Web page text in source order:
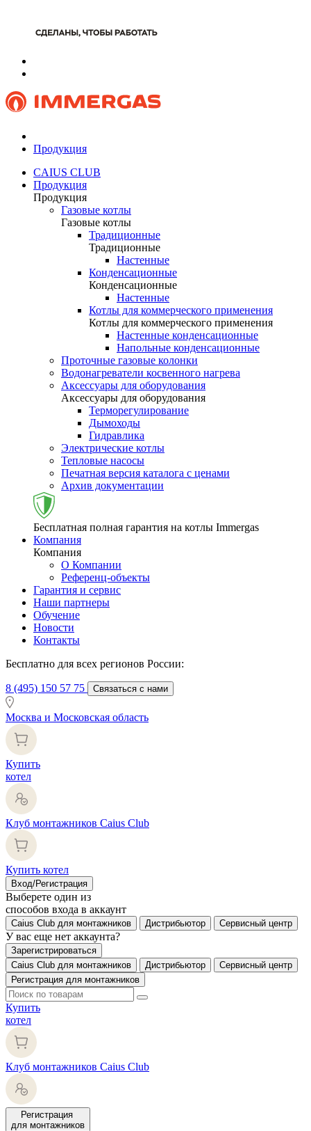
Продукция
CAIUS CLUB
Продукция
Продукция
Газовые котлы
Газовые котлы
Традиционные
Традиционные
Настенные
Конденсационные
Конденсационные
Настенные
Котлы для коммерческого применения
Котлы для коммерческого применения
Настенные конденсационные
Напольные конденсационные
Проточные газовые колонки
Водонагреватели косвенного нагрева
Аксессуары для оборудования
Аксессуары для оборудования
Терморегулирование
Дымоходы
Гидравлика
Электрические котлы
Тепловые насосы
Печатная версия каталога с ценами
Архив документации
Бесплатная полная гарантия на котлы Immergas
Компания
Компания
О Компании
Референц-объекты
Гарантия и сервис
Наши партнеры
Обучение
Новости
Контакты
Бесплатно для всех регионов России:
8 (495) 150 57 75 Связаться с нами
Москва и Московская область
Купить
котел
Клуб монтажников Caius Club
Купить котел
Вход/Регистрация
Выберете один из
способов входа в аккаунт
Caius Club для монтажников Дистрибьютор Сервисный центр
У вас еще нет аккаунта?
Зарегистрироваться
Caius Club для монтажников
Дистрибьютор
Сервисный центр
Регистрация для монтажников
Купить
котел
Клуб монтажников Caius Club
Регистрация
для монтажников